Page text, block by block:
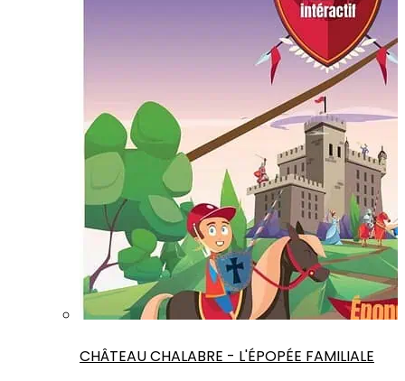
CHÂTEAU CHALABRE - L'ÉPOPÉE FAMILIALE